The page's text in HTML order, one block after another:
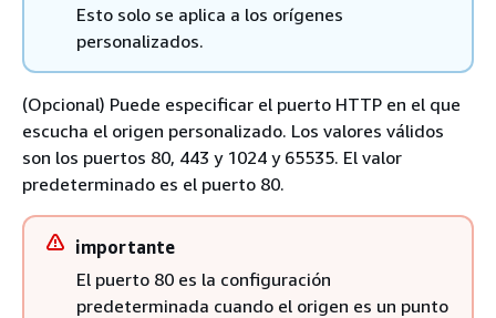
Esto solo se aplica a los orígenes
personalizados.
(Opcional) Puede especificar el puerto HTTP en el que
escucha el origen personalizado. Los valores válidos
son los puertos 80, 443 y 1024 y 65535. El valor
predeterminado es el puerto 80.
importante
El puerto 80 es la configuración
predeterminada cuando el origen es un punto